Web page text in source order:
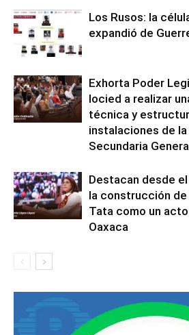
Los Rusos: la
expandió de
Exhorta Poder
Iocied a realizar
técnica y
instalaciones de la
Secundaria
Destacan desde
la construcción de
Tata como un
Oaxaca